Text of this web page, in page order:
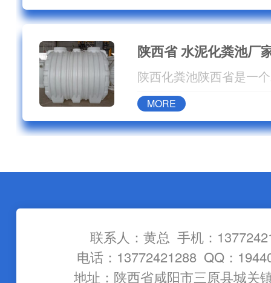
陕西省 水泥化粪池厂
MORE
联系人：黄总 手机：
电话：13772421288 QQ：
地址：陕西省咸阳市三原县城关